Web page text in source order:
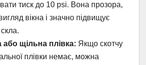
тиск до 10 psi. Вона прозора,
вікна і значно підвищує
скла.
або щільна плівка: Якщо скотчу
плівки немає, можна